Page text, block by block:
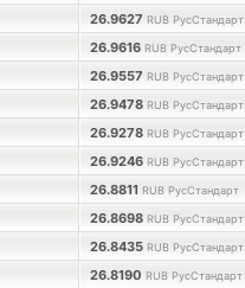
26.9627 RUB РусСтандарт
26.9616 RUB РусСтандарт
26.9557 RUB РусСтандарт
26.9478 RUB РусСтандарт
26.9278 RUB РусСтандарт
26.9246 RUB РусСтандарт
26.8811 RUB РусСтандарт
26.8698 RUB РусСтандарт
26.8435 RUB РусСтандарт
26.8190 RUB РусСтандарт